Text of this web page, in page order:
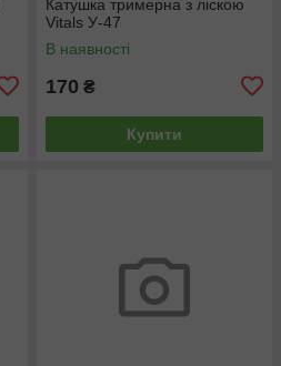
Катушка тримерна з ліскою
Vitals У-47
В наявності
170 ₴
Купити